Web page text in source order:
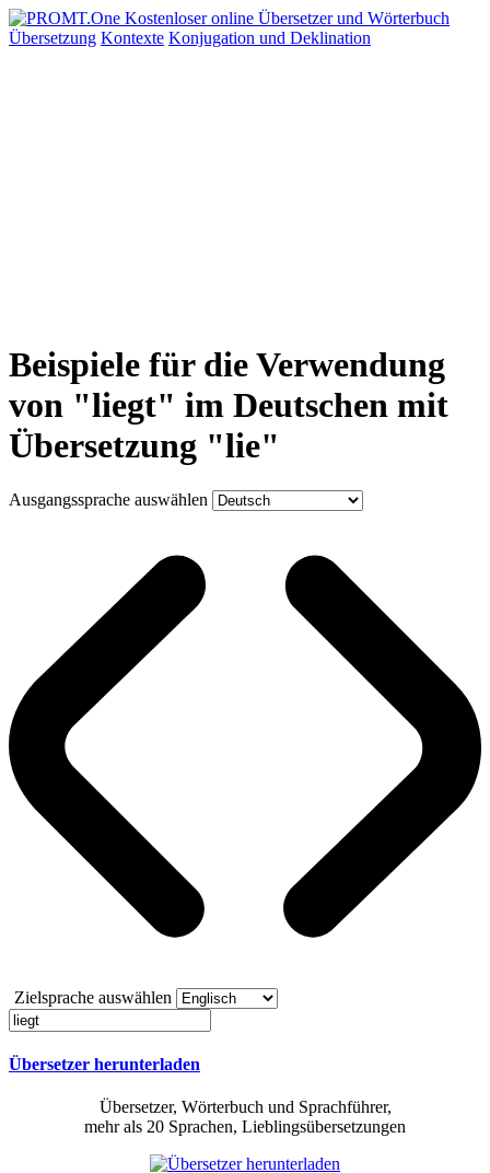
Übersetzung Kontexte Konjugation und Deklination
Beispiele für die Verwendung
von "liegt" im Deutschen mit
Übersetzung "lie"
Ausgangssprache auswählen
Zielsprache auswählen
Übersetzer herunterladen
Übersetzer, Wörterbuch und Sprachführer,
mehr als 20 Sprachen, Lieblingsübersetzungen